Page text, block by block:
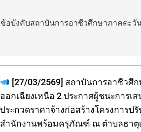
ข้อบังคับสถาบันการอาชีวศึกษาภาคตะวั
[27/03/2569] สถาบันการอาชีวศึ
ออกเฉียงเหนือ 2 ประกาศผู้ชนะการเ
ประกวดราคาจ้างก่อสร้างโครงการป
สำนักงานพร้อมครุภัณฑ์ ณ ตำบลธาตุ